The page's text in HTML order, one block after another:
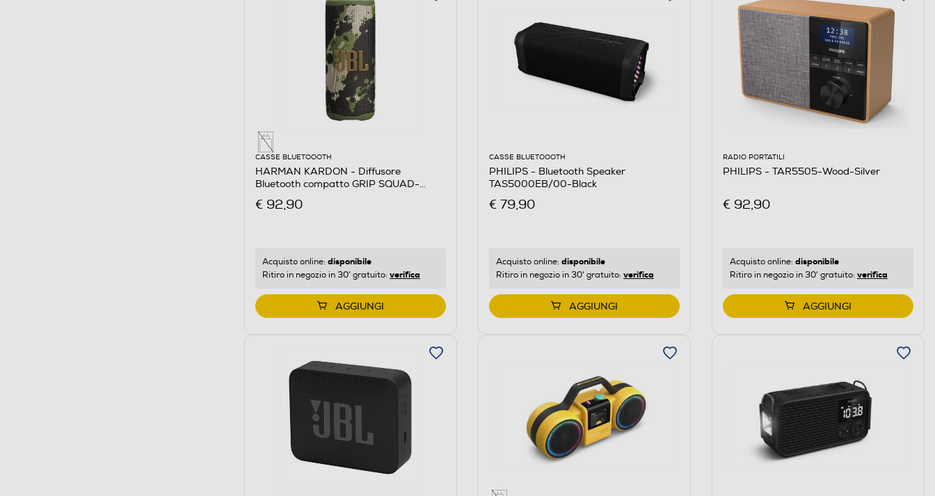
CASSE BLUETOOOTH
HARMAN KARDON - Diffusore
Bluetooth compatto GRIP SQUAD-
€ 92,90
Acquisto online: disponibile
Ritiro in negozio in 30' gratuito: verifica
AGGIUNGI
CASSE BLUETOOOTH
PHILIPS - Bluetooth Speaker
TAS5000EB/00-Black
€ 79,90
Acquisto online: disponibile
Ritiro in negozio in 30' gratuito: verifica
AGGIUNGI
RADIO PORTATILI
PHILIPS - TAR5505-Wood-Silver
€ 92,90
Acquisto online: disponibile
Ritiro in negozio in 30' gratuito: verifica
AGGIUNGI